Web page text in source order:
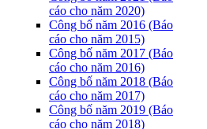
cáo cho năm 2020)
Công bố năm 2016 (Báo
cáo cho năm 2015)
Công bố năm 2017 (Báo
cáo cho năm 2016)
Công bố năm 2018 (Báo
cáo cho năm 2017)
Công bố năm 2019 (Báo
cáo cho năm 2018)